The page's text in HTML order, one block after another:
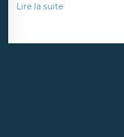
Lire la suite